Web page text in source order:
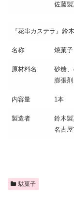
佐藤
『花串カステラ』鈴
名称 焼菓子
原材料名
砂糖、
膨張
内容量 1本
製造者
鈴木
名古
駄菓子